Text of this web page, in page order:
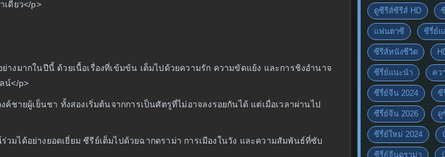
ดียว</p>
งมากในปีนี้ ด้วยเนื้อเรื่องที่เข้มข้น เต็มไปด้วยความรัก ความขัดแย้ง และการชิงอำนาจ
น์</p>
ชายผู้เย็นชา ทั้งสองเริ่มต้นจากการเป็นศัตรูที่ไม่อาจลงรอยกันได้ แต่เมื่อเวลาผ่านไป
มได้อย่างยอดเยี่ยม ซีรีย์เต็มไปด้วยฉากดราม่า การเมืองในวัง และความสัมพันธ์ที่ซับ
ดูซีรีส์ซีรีส์ HD
แฟนตาซี ซีรี่ย์
ซีรีส์หนังชีวิต
ซีรี่ย์แนะนำ คว
ซีรี่ย์จีน 2024 ซี
ซีรี่ย์จีน 2026 ดู
ซีรี่ย์ใหม่ 2024
ซีรี่ย์จีนดราม่า